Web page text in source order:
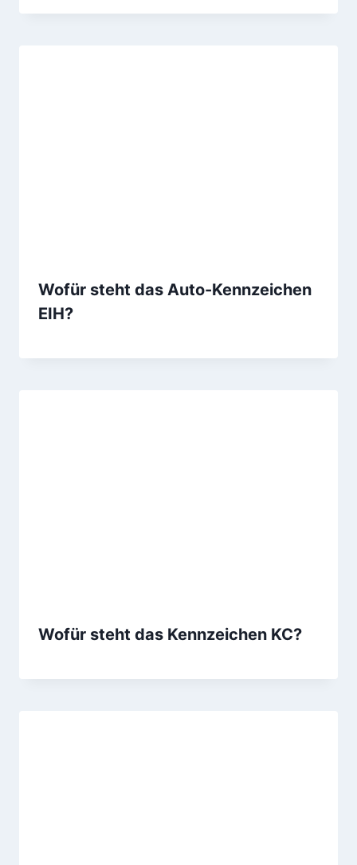
Wofür steht das Auto-Kennzeichen
EIH?
Wofür steht das Kennzeichen KC?